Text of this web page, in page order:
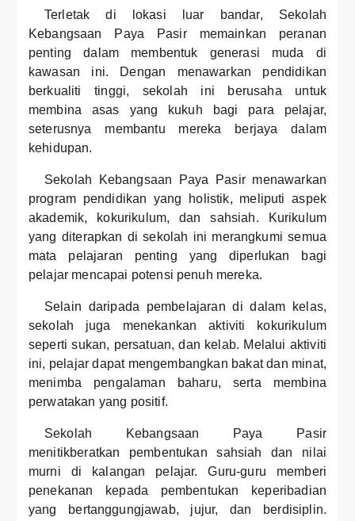
Terletak di lokasi luar bandar, Sekolah
Kebangsaan Paya Pasir memainkan peranan
penting dalam membentuk generasi muda di
kawasan ini. Dengan menawarkan pendidikan
berkualiti tinggi, sekolah ini berusaha untuk
membina asas yang kukuh bagi para pelajar,
seterusnya membantu mereka berjaya dalam
kehidupan.
Sekolah Kebangsaan Paya Pasir menawarkan
program pendidikan yang holistik, meliputi aspek
akademik, kokurikulum, dan sahsiah. Kurikulum
yang diterapkan di sekolah ini merangkumi semua
mata pelajaran penting yang diperlukan bagi
pelajar mencapai potensi penuh mereka.
Selain daripada pembelajaran di dalam kelas,
sekolah juga menekankan aktiviti kokurikulum
seperti sukan, persatuan, dan kelab. Melalui aktiviti
ini, pelajar dapat mengembangkan bakat dan minat,
menimba pengalaman baharu, serta membina
perwatakan yang positif.
Sekolah Kebangsaan Paya Pasir
menitikberatkan pembentukan sahsiah dan nilai
murni di kalangan pelajar. Guru-guru memberi
penekanan kepada pembentukan keperibadian
yang bertanggungjawab, jujur, dan berdisiplin.